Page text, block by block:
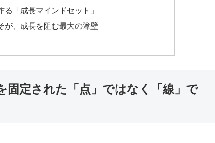
「成長マインドセット」
が、成長を阻む最大の障壁
固定された「点」ではなく「線」で